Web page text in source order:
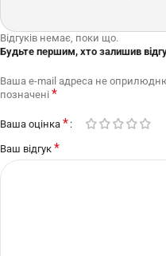
Відгуків немає, поки що.
Будьте першим, хто залишив
Ваша e-mail адреса не
позначені *
Ваша оцінка *
Ваш відгук *